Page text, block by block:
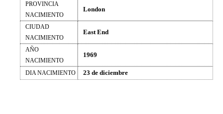
PROVINCIA
NACIMIENTO
London
CIUDAD
NACIMIENTO
East End
AÑO
NACIMIENTO
1969
DIA NACIMIENTO 23 de diciembre